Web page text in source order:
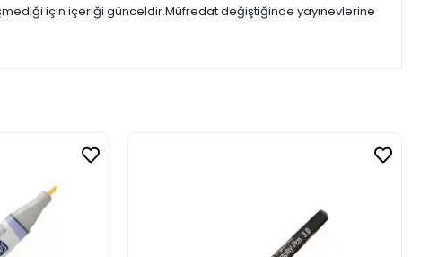
için içeriği günceldir.Müfredat değiştiğinde yayınevlerine